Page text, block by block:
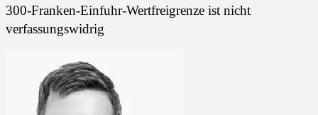
300-Franken-Einfuhr-Wertfreigrenze ist nicht
verfassungswidrig